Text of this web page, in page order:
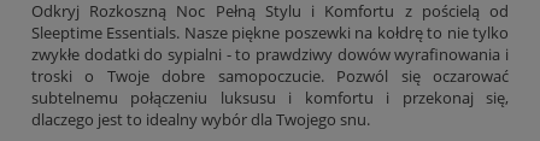
Odkryj Rozkoszną Noc Pełną Stylu i Komfortu z pościelą od
Sleeptime Essentials. Nasze piękne poszewki na kołdrę to nie tylko
zwykłe dodatki do sypialni - to prawdziwy dowów wyrafinowania i
troski o Twoje dobre samopoczucie. Pozwól się oczarować
subtelnemu połączeniu luksusu i komfortu i przekonaj się,
dlaczego jest to idealny wybór dla Twojego snu.